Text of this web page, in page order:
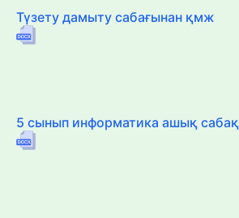
Түзету дамыту сабағынан қмж
5 сынып информатика ашық сабақ